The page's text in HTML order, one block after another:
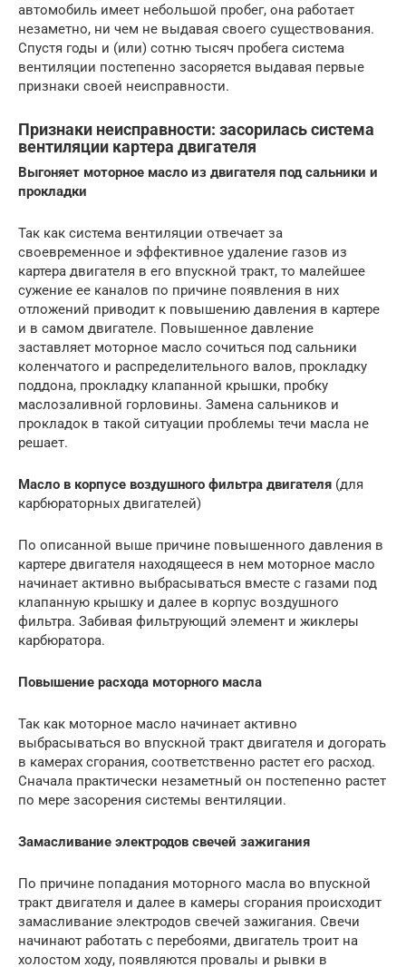
автомобиль имеет небольшой пробег, она работает
незаметно, ни чем не выдавая своего существования.
Спустя годы и (или) сотню тысяч пробега система
вентиляции постепенно засоряется выдавая первые
признаки своей неисправности.
Признаки неисправности: засорилась система
вентиляции картера двигателя
Выгоняет моторное масло из двигателя под сальники и
прокладки
Так как система вентиляции отвечает за
своевременное и эффективное удаление газов из
картера двигателя в его впускной тракт, то малейшее
сужение ее каналов по причине появления в них
отложений приводит к повышению давления в картере
и в самом двигателе. Повышенное давление
заставляет моторное масло сочиться под сальники
коленчатого и распределительного валов, прокладку
поддона, прокладку клапанной крышки, пробку
маслозаливной горловины. Замена сальников и
прокладок в такой ситуации проблемы течи масла не
решает.
Масло в корпусе воздушного фильтра двигателя (для
карбюраторных двигателей)
По описанной выше причине повышенного давления в
картере двигателя находящееся в нем моторное масло
начинает активно выбрасываться вместе с газами под
клапанную крышку и далее в корпус воздушного
фильтра. Забивая фильтрующий элемент и жиклеры
карбюратора.
Повышение расхода моторного масла
Так как моторное масло начинает активно
выбрасываться во впускной тракт двигателя и догорать
в камерах сгорания, соответственно растет его расход.
Сначала практически незаметный он постепенно растет
по мере засорения системы вентиляции.
Замасливание электродов свечей зажигания
По причине попадания моторного масла во впускной
тракт двигателя и далее в камеры сгорания происходит
замасливание электродов свечей зажигания. Свечи
начинают работать с перебоями, двигатель троит на
холостом ходу, появляются провалы и рывки в